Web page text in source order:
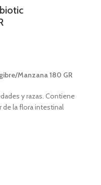
Manzana 180 GR
y razas. Contiene
de la flora intestinal